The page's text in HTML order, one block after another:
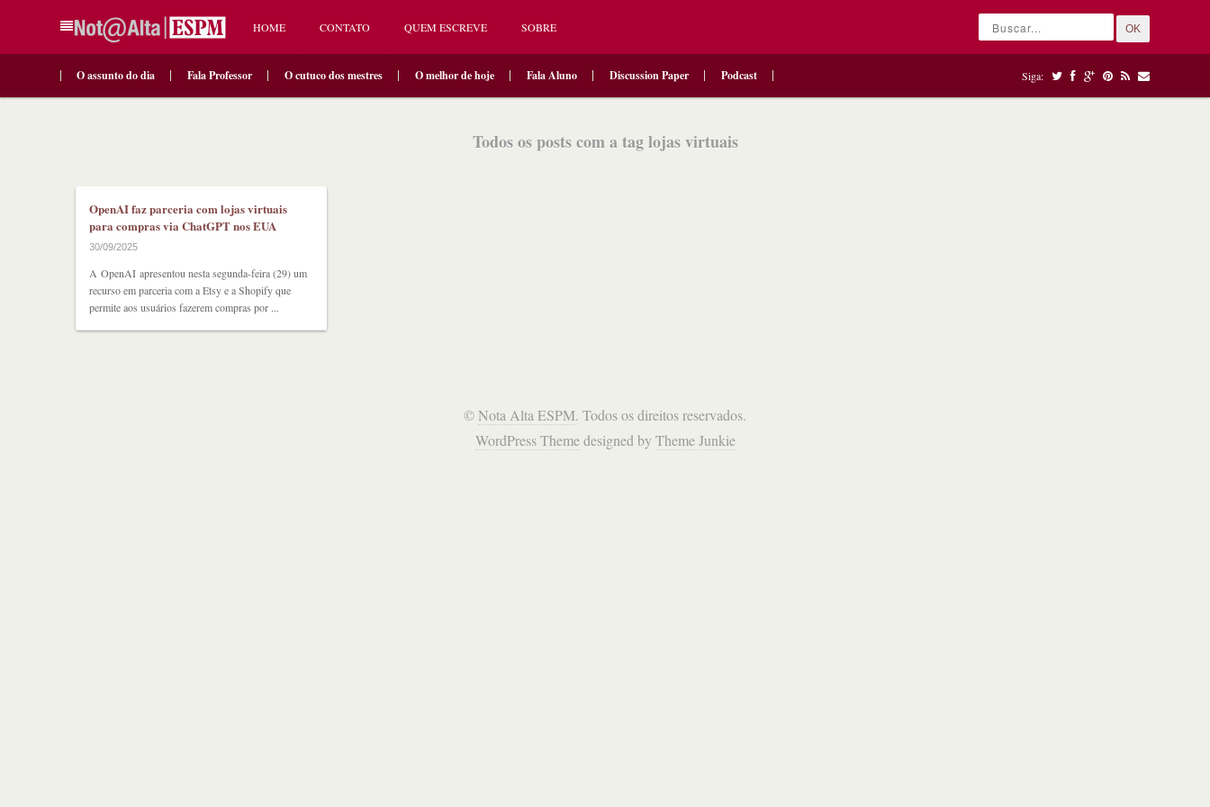
HOME CONTATO QUEM ESCREVE SOBRE OK
O assunto do dia Fala Professor O cutuco dos mestres O melhor de hoje Fala Aluno Discussion Paper Podcast Siga:
Todos os posts com a tag lojas virtuais
OpenAI faz parceria com lojas virtuais
para compras via ChatGPT nos EUA
30/09/2025
A OpenAI apresentou nesta segunda-feira (29) um
recurso em parceria com a Etsy e a Shopify que
permite aos usuários fazerem compras por ...
©Nota Alta ESPM. Todos os direitos reservados.
WordPress Themedesigned by Theme Junkie